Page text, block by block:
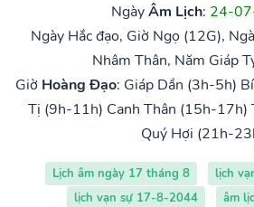
NgàyÂm Lịch: 24-
Ngày Hắc đạo, Giờ Ngọ (12G),
Nhâm Thân, Năm Giáp
Giờ Hoàng Đạo: Giáp Dần (3h-5h)
Tị (9h-11h) Canh Thân (15h-17h)
Quý Hợi (21h-
Lịch âm ngày 17 tháng 8
lịch
lịch vạn sự 17-8-2044
âm